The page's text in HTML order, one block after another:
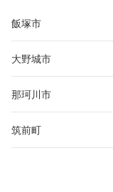
飯塚市
大野城市
那珂川市
筑前町